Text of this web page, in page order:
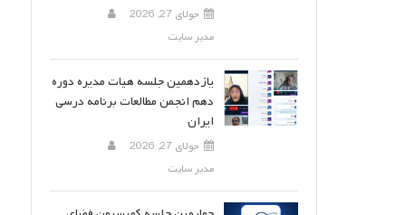
جولای 27, 2026
مدیر سایت
یازدهمین جلسه هیات مدیره دوره
دهم انجمن مطالعات برنامه درسی
ایران
جولای 27, 2026
مدیر سایت